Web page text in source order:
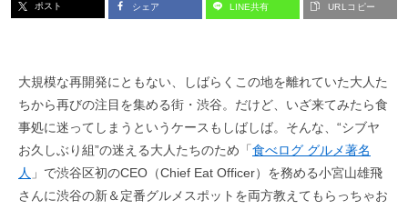
ポスト シェア LINE共有 URLコピー
大規模な再開発にともない、しばらくこの地を離れていた大人た
ちから再びの注目を集める街・渋谷。だけど、いざ来てみたら食
事処に迷ってしまうというケースもしばしば。そんな、“シブヤ
お久しぶり組”の迷える大人たちのため「食べログ グルメ著名
人 」で渋谷区初のCEO（Chief Eat Officer）を務める小宮山雄飛
さんに渋谷の新＆定番グルメスポットを両方教えてもらっちゃお